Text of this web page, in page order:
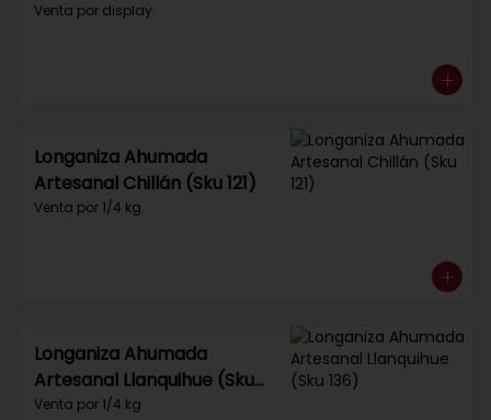
Venta por display.
Longaniza Ahumada
Artesanal Chillán (Sku 121)
Venta por 1/4 kg.
Longaniza Ahumada
Artesanal Llanquihue (Sku
136)
Venta por 1/4 kg